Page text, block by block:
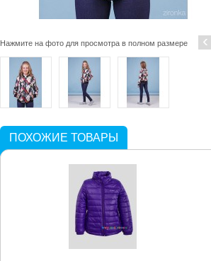
Нажмите на фото для просмотра в полном размере ‹
ПОХОЖИЕ ТОВАРЫ